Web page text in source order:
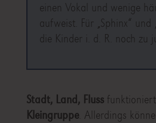
einen Vokal und wenige
aufweist. Für „Sphinx“ und
die Kinder i. d. R. noch zu
Stadt, Land, Flussfunktioniert
Kleingruppe. Allerdings